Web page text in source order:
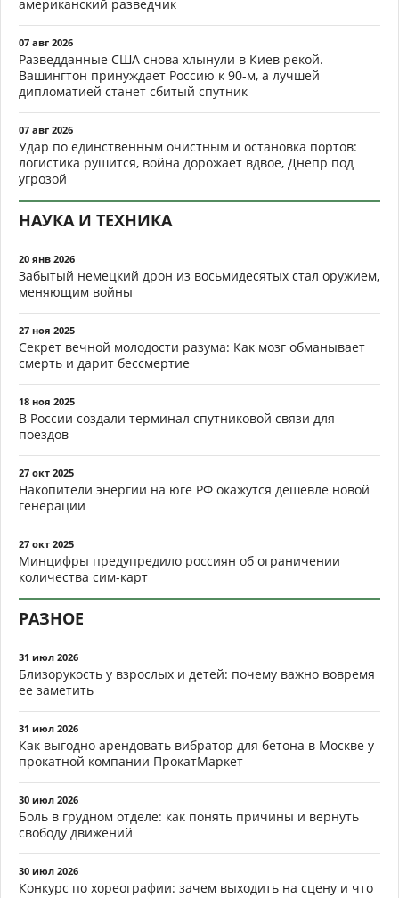
американский разведчик
07 авг 2026
Разведданные США снова хлынули в Киев рекой.
Вашингтон принуждает Россию к 90-м, а лучшей
дипломатией станет сбитый спутник
07 авг 2026
Удар по единственным очистным и остановка портов:
логистика рушится, война дорожает вдвое, Днепр под
угрозой
НАУКА И ТЕХНИКА
20 янв 2026
Забытый немецкий дрон из восьмидесятых стал оружием,
меняющим войны
27 ноя 2025
Секрет вечной молодости разума: Как мозг обманывает
смерть и дарит бессмертие
18 ноя 2025
В России создали терминал спутниковой связи для
поездов
27 окт 2025
Накопители энергии на юге РФ окажутся дешевле новой
генерации
27 окт 2025
Минцифры предупредило россиян об ограничении
количества сим-карт
РАЗНОЕ
31 июл 2026
Близорукость у взрослых и детей: почему важно вовремя
ее заметить
31 июл 2026
Как выгодно арендовать вибратор для бетона в Москве у
прокатной компании ПрокатМаркет
30 июл 2026
Боль в грудном отделе: как понять причины и вернуть
свободу движений
30 июл 2026
Конкурс по хореографии: зачем выходить на сцену и что